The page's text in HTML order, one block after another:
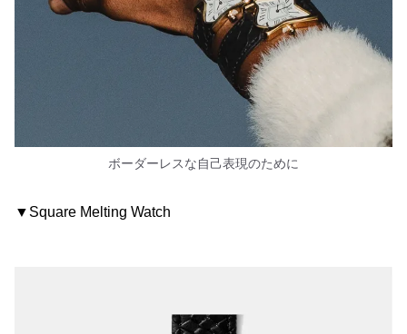
ボーダーレスな自己表現のために
▼Square Melting Watch